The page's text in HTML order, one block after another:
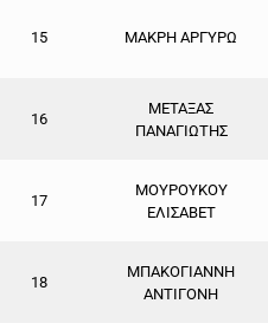
15 ΜΑΚΡΗ ΑΡΓΥΡΩ
16
ΜΕΤΑΞΑΣ
ΠΑΝΑΓΙΩΤΗΣ
17
ΜΟΥΡΟΥΚΟΥ
ΕΛΙΣΑΒΕΤ
18
ΜΠΑΚΟΓΙΑΝΝΗ
ΑΝΤΙΓΟΝΗ